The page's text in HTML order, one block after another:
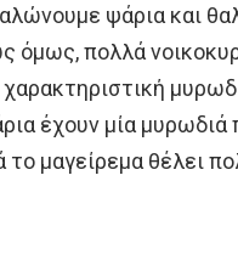
ψάρια και
όμως, πολλά
χαρακτηριστική
έχουν μία μυρωδιά
μαγείρεμα θέλει